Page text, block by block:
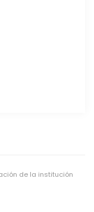
de la institución